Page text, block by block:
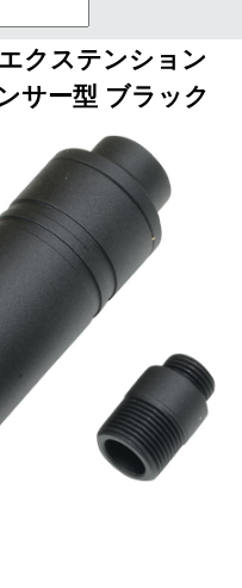
クステンション
サー型 ブラック